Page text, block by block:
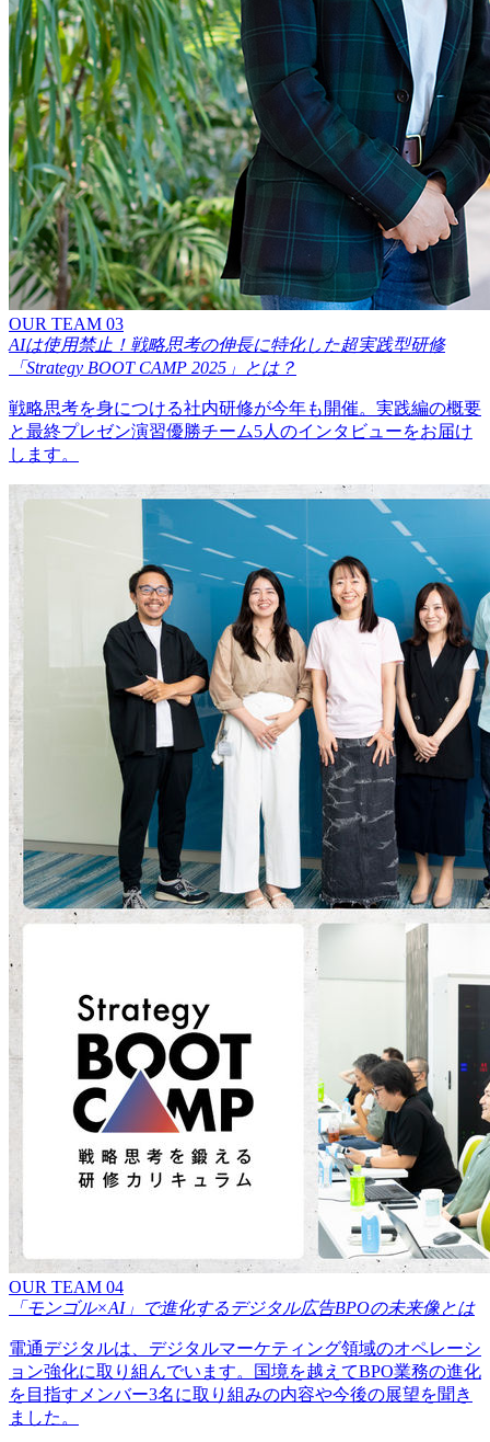
OUR TEAM 03
AIは使用禁止！戦略思考の伸長に特化した超実践型研修
「Strategy BOOT CAMP 2025」とは？
戦略思考を身につける社内研修が今年も開催。実践編の概要
と最終プレゼン演習優勝チーム5人のインタビューをお届け
します。
OUR TEAM 04
「モンゴル×AI」で進化するデジタル広告BPOの未来像とは
電通デジタルは、デジタルマーケティング領域のオペレーシ
ョン強化に取り組んでいます。国境を越えてBPO業務の進化
を目指すメンバー3名に取り組みの内容や今後の展望を聞き
ました。